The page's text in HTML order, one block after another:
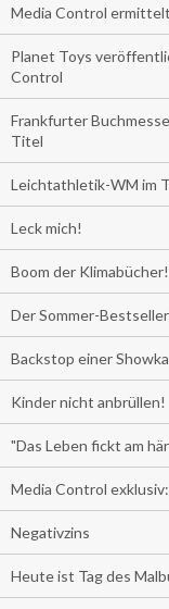
Media Control
Planet Toys
Control
Frankfurter
Titel
Leichtathletik-WM im
Leck mich!
Boom der Klimabücher!
Der Sommer-
Backstop einer
Kinder nicht anbrüllen!
"Das Leben fickt am
Media Control exklusiv:
Negativzins
Heute ist Tag des